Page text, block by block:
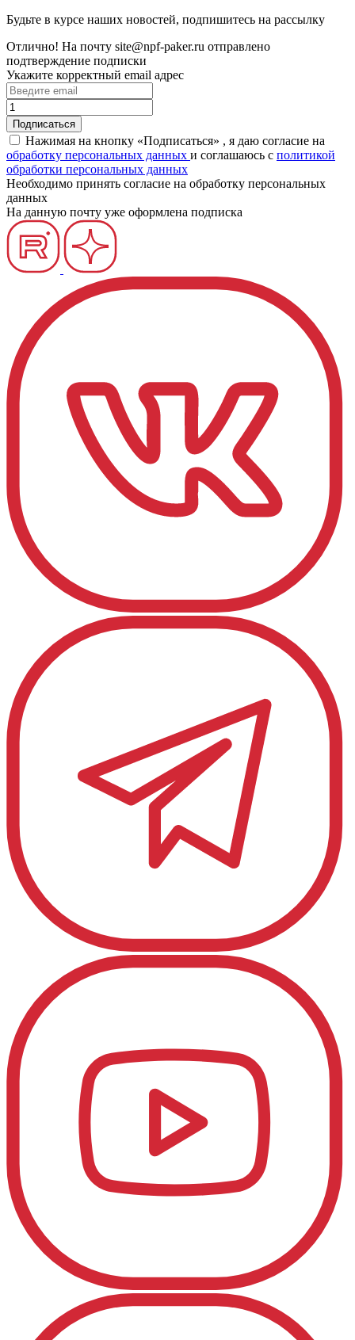
Будьте в курсе наших новостей, подпишитесь на рассылку
Отлично! На почту site@npf-paker.ru отправлено
подтверждение подписки
Укажите корректный email адрес
Нажимая на кнопку «Подписаться» , я даю согласие на
обработку персональных данных и соглашаюсь c политикой
обработки персональных данных
Необходимо принять согласие на обработку персональных
данных
На данную почту уже оформлена подписка